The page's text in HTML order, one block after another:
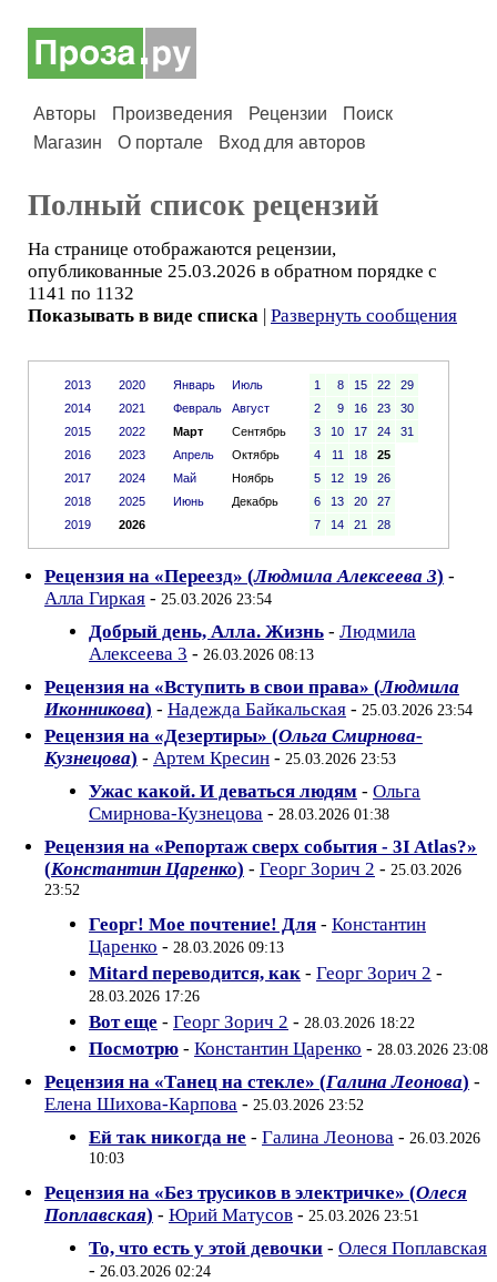
Авторы Произведения Рецензии
Поиск
Магазин
О портале Вход для авторов
Полный список рецензий
На странице отображаются рецензии,
опубликованные 25.03.2026 в обратном порядке с
1141 по 1132
Показывать в виде списка | Развернуть сообщения
2013
2014
2015
2016
2017
2018
2019
2020
2021
2022
2023
2024
2025
2026
Январь
Июль
Февраль
Август
Март
Сентябрь
Апрель
Октябрь
Май
Ноябрь
Июнь
Декабрь
1 8 15 22
29
2
9 16 23
30
3
10 17 24
31
4
11 18
25
5
12 19
26
6
13 20
27
7
14 21 28
Рецензия на «Переезд» (Людмила Алексеева 3) -
Алла Гиркая - 25.03.2026 23:54
Добрый день, Алла. Жизнь - Людмила
Алексеева 3 - 26.03.2026 08:13
Рецензия на «Вступить в свои права» (Людмила
Иконникова) - Надежда Байкальская - 25.03.2026 23:54
Рецензия на «Дезертиры» (Ольга Смирнова-
Кузнецова) - Артем Кресин - 25.03.2026 23:53
Ужас какой. И деваться людям - Ольга
Смирнова-Кузнецова - 28.03.2026 01:38
Рецензия на «Репортаж сверх события - 3I Atlas?»
(Константин Царенко) - Георг Зорич 2 - 25.03.2026
23:52
Георг! Мое почтение! Для - Константин
Царенко - 28.03.2026 09:13
Mitard переводится, как - Георг Зорич 2 -
28.03.2026 17:26
Вот еще - Георг Зорич 2 - 28.03.2026 18:22
Посмотрю - Константин Царенко - 28.03.2026 23:08
Рецензия на «Танец на стекле» (Галина Леонова) -
Елена Шихова-Карпова - 25.03.2026 23:52
Ей так никогда не - Галина Леонова - 26.03.2026
10:03
Рецензия на «Без трусиков в электричке» (Олеся
Поплавская) - Юрий Матусов - 25.03.2026 23:51
То, что есть у этой девочки - Олеся Поплавская
- 26.03.2026 02:24